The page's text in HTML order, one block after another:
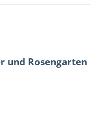
und Rosengarten